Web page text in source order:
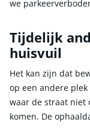
we
Tijdelijk
huisvuil
Het kan zijn dat
op een andere
waar de straat niet
komen. De